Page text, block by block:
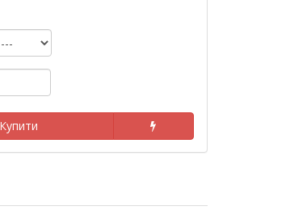
Купити